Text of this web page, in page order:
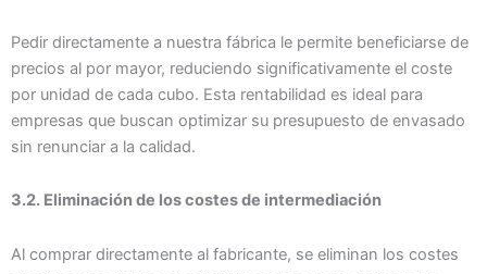
Pedir directamente a nuestra fábrica le permite beneficiarse de
precios al por mayor, reduciendo significativamente el coste
por unidad de cada cubo. Esta rentabilidad es ideal para
empresas que buscan optimizar su presupuesto de envasado
sin renunciar a la calidad.
3.2. Eliminación de los costes de intermediación
Al comprar directamente al fabricante, se eliminan los costes